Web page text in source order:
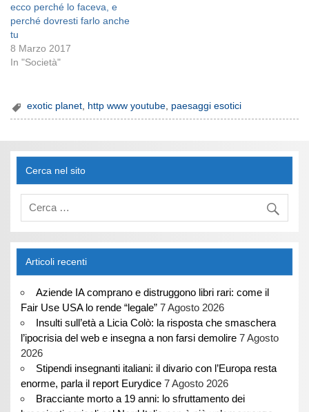
ecco perché lo faceva, e
perché dovresti farlo anche
tu
8 Marzo 2017
In "Società"
exotic planet, http www youtube, paesaggi esotici
Cerca nel sito
Articoli recenti
Aziende IA comprano e distruggono libri rari: come il
Fair Use USA lo rende “legale” 7 Agosto 2026
Insulti sull’età a Licia Colò: la risposta che smaschera
l’ipocrisia del web e insegna a non farsi demolire 7 Agosto
2026
Stipendi insegnanti italiani: il divario con l’Europa resta
enorme, parla il report Eurydice 7 Agosto 2026
Bracciante morto a 19 anni: lo sfruttamento dei